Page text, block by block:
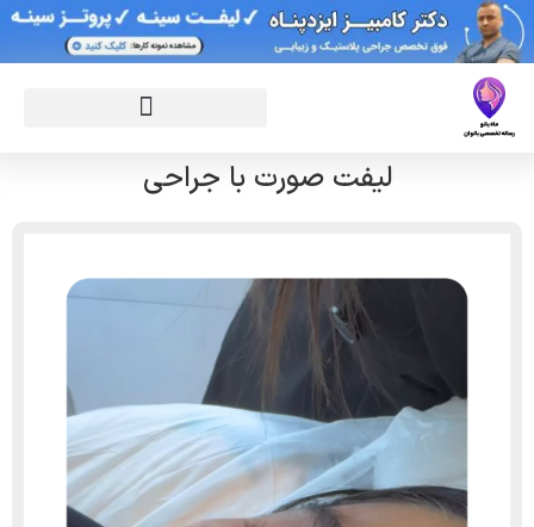
لیفت صورت با جراحی